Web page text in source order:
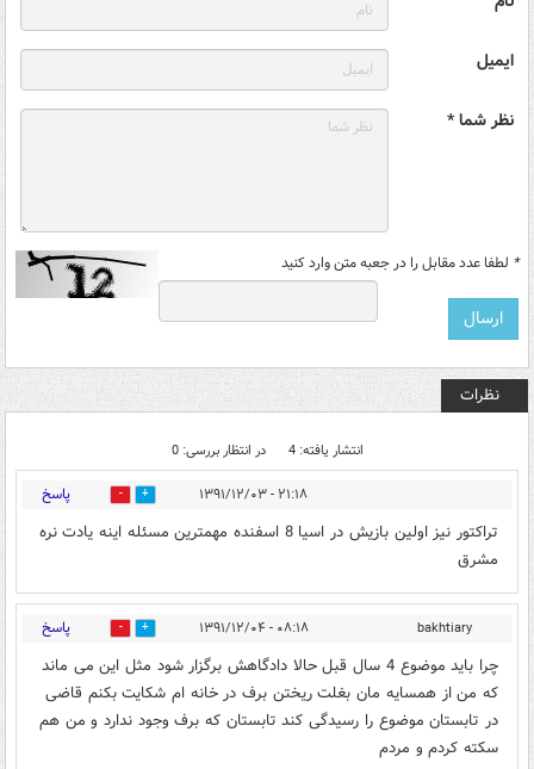
ایمیل
نظر شما *
* لطفا عدد مقابل را در جعبه متن وارد کنید
نظرات
انتشار یافته: 4 در انتظار بررسی: 0
۲۱:۱۸ - ۱۳۹۱/۱۲/۰۳ 0 پاسخ
تراکتور نیز اولین بازیش در اسیا 8 اسفنده مهمترین مسئله اینه یادت نره
مشرق
bakhtiary ۰۸:۱۸ - ۱۳۹۱/۱۲/۰۴ 0 پاسخ
چرا باید موضوع 4 سال قبل حالا دادگاهش برگزار شود مثل این می ماند
که من از همسایه مان بغلت ریختن برف در خانه ام شکایت بکنم قاضی
در تابستان موضوع را رسیدگی کند تابستان که برف وجود ندارد و من هم
سکته کردم و مردم